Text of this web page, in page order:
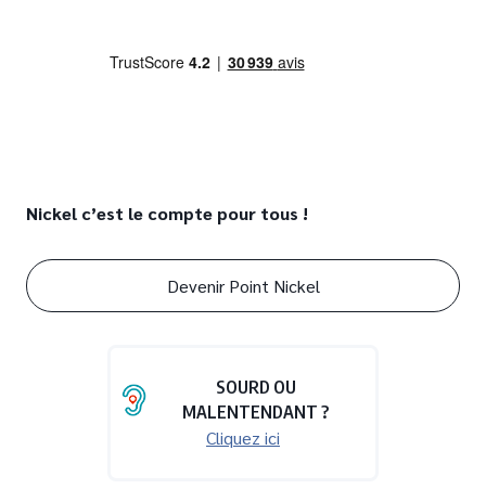
Nickel c’est le compte pour tous !
Devenir Point Nickel
SOURD OU
MALENTENDANT ?
Cliquez ici